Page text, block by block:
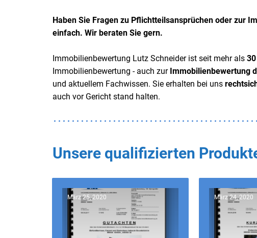
Haben Sie Fragen zu Pflichtteilsansprüchen oder zur
einfach. Wir beraten Sie gern.
Immobilienbewertung Lutz Schneider ist seit mehr als
Immobilienbewertung - auch zur Immobilienbewertung
und aktuellem Fachwissen. Sie erhalten bei uns
auch vor Gericht stand halten.
Unsere qualifizierten
März 25, 2020 März 24, 2020